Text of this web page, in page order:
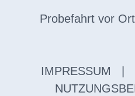
Probefahrt vor
IMPRESSUM